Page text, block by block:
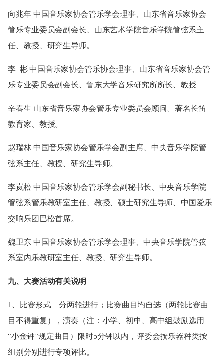
向兆年 中国音乐家协会管乐学会理事、山东省音乐家协会
管乐专业委员会副会长、山东艺术学院音乐学院管弦系主
任、教授、研究生导师。
李 彬 中国音乐家协会管乐协会理事、山东省音乐家协会管
乐专业委员会副会长、鲁东大学音乐研究所所长、教授
辛春生 山东省音乐家协会管乐专业委员会顾问、著名长笛
教育家、教授。
赵瑞林 中国音乐家协会管乐学会副主席、中央音乐学院管
弦系主任、教授、研究生导师。
李岚松 中国音乐家协会管乐学会副秘书长、中央音乐学院
管弦系管乐教研室主任、教授、硕士研究生导师、中国爱乐
交响乐团巴松首席。
魏卫东 中国音乐家协会管乐学会理事、中央音乐学院管弦
系室内乐教研室主任、教授、研究生导师。
九、大赛活动有关说明
1、比赛形式：分两轮进行；比赛曲目均自选（两轮比赛曲
目不得重复），演奏（注：小学、初中、高中组鼓励选用
“小金钟”规定曲目）限时5分钟以内，评委会按乐器种类按
组别分别进行专项评比。